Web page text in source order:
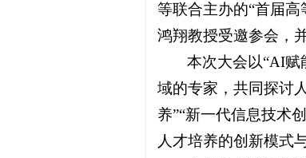
等联合主办的“首届
鸿翔教授受邀参会，
本次大会以“AI赋
域的专家，共同探讨
养”“新一代信息技术
人才培养的创新模式